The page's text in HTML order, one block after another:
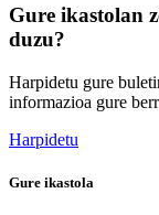
Gure ikastolan
duzu?
Harpidetu gure
informazioa gure
Harpidetu
Gure ikastola